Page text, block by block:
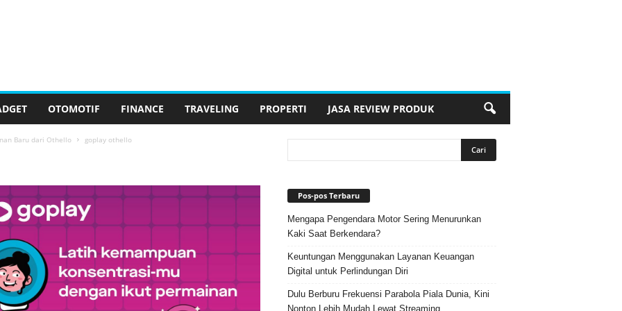
OTOMOTIF FINANCE TRAVELING PROPERTI JASA REVIEW PRODUK
Baru dari Othello goplay othello
Pos-pos Terbaru
Mengapa Pengendara Motor Sering Menurunkan
Kaki Saat Berkendara?
Keuntungan Menggunakan Layanan Keuangan
Digital untuk Perlindungan Diri
Dulu Berburu Frekuensi Parabola Piala Dunia, Kini
Nonton Lebih Mudah Lewat Streaming